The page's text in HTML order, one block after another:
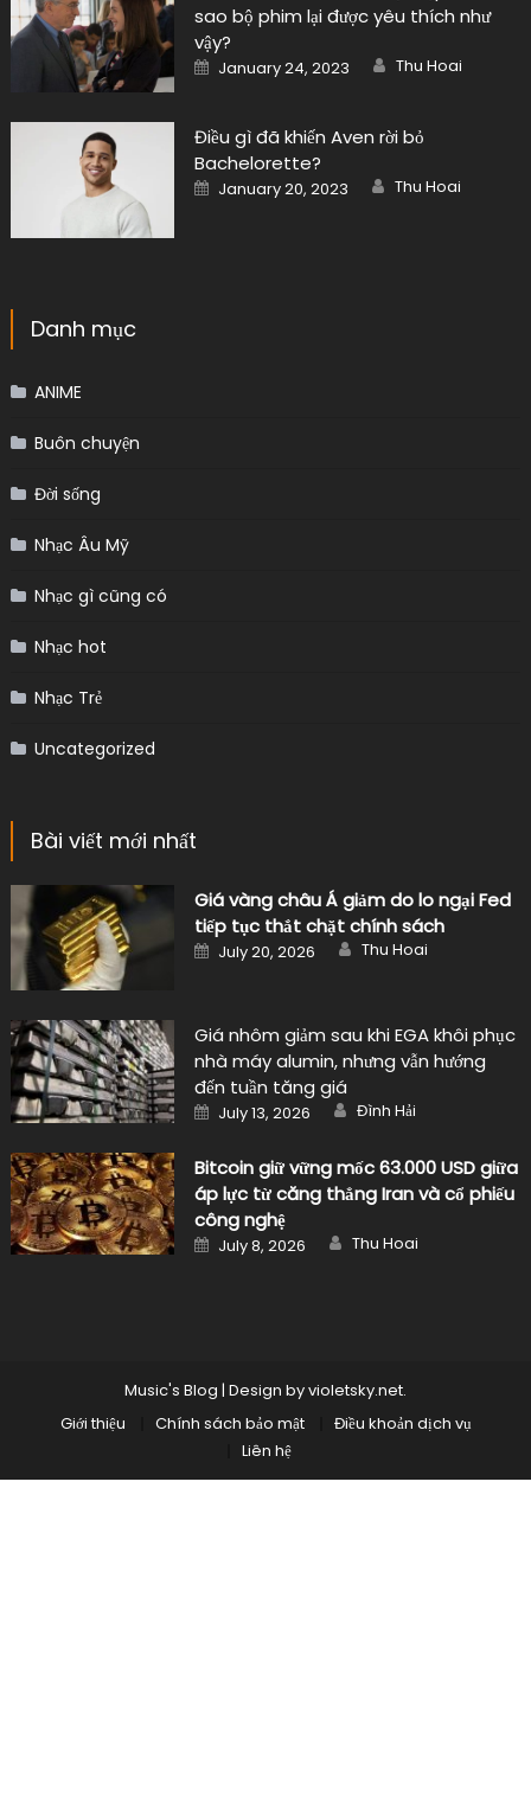
sao bộ phim lại được yêu thích như
vậy?
Posted
on
January 24, 2023 Author
Thu Hoai
Điều gì đã khiến Aven rời bỏ
Bachelorette?
Posted
on
January 20, 2023 Author
Thu Hoai
Danh mục
ANIME
Buôn chuyện
Đời sống
Nhạc Âu Mỹ
Nhạc gì cũng có
Nhạc hot
Nhạc Trẻ
Uncategorized
Bài viết mới nhất
Giá vàng châu Á giảm do lo ngại Fed
tiếp tục thắt chặt chính sách
Posted
on
July 20, 2026 Author
Thu Hoai
Giá nhôm giảm sau khi EGA khôi phục
nhà máy alumin, nhưng vẫn hướng
đến tuần tăng giá
Posted
on
July 13, 2026 Author
Đình Hải
Bitcoin giữ vững mốc 63.000 USD giữa
áp lực từ căng thẳng Iran và cổ phiếu
công nghệ
Posted
on
July 8, 2026 Author
Thu Hoai
Music's Blog | Design byvioletsky.net.
Giới thiệu
Chính sách bảo mật
Điều khoản dịch vụ
Liên hệ